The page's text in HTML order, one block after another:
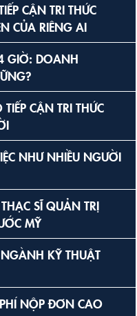
CẬN TRI THỨC
CỦA RIÊNG AI
GIỜ: DOANH
CẬN TRI THỨC
NHƯ NHIỀU NGƯỜI
SĨ QUẢN TRỊ
MỸ
KỸ THUẬT
NỘP ĐƠN CAO